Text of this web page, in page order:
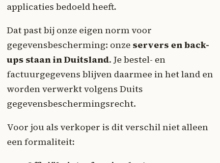
applicaties bedoeld heeft.
Dat past bij onze eigen norm voor
gegevensbescherming: onze servers en back-
ups staan in Duitsland. Je bestel- en
factuurgegevens blijven daarmee in het land en
worden verwerkt volgens Duits
gegevensbeschermingsrecht.
Voor jou als verkoper is dit verschil niet alleen
een formaliteit: